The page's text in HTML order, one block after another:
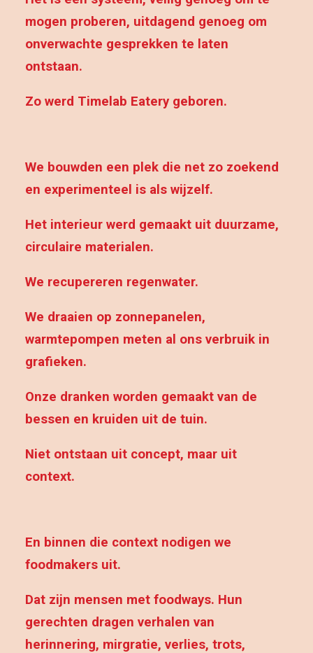
mogen proberen, uitdagend genoeg om
onverwachte gesprekken te laten
ontstaan.
Zo werd Timelab Eatery geboren.
We bouwden een plek die net zo zoekend
en experimenteel is als wijzelf.
Het interieur werd gemaakt uit duurzame,
circulaire materialen.
We recupereren regenwater.
We draaien op zonnepanelen,
warmtepompen meten al ons verbruik in
grafieken.
Onze dranken worden gemaakt van de
bessen en kruiden uit de tuin.
Niet ontstaan uit concept, maar uit
context.
En binnen die context nodigen we
foodmakers uit.
Dat zijn mensen met foodways. Hun
gerechten dragen verhalen van
herinnering, mirgratie, verlies, trots,